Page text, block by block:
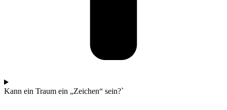
Kann ein Traum ein „Zeichen“ sein?`